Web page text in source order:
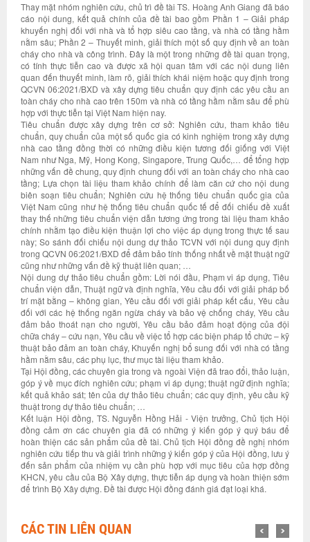
Thay mặt nhóm nghiên cứu, chủ trì đề tài TS. Hoàng Anh Giang đã báo
cáo nội dung, kết quả chính của đề tài bao gồm Phần 1 – Giải pháp
khuyến nghị đối với nhà và tổ hợp siêu cao tầng, và nhà có tầng hầm
nằm sâu; Phần 2 – Thuyết minh, giải thích một số quy định về an toàn
cháy cho nhà và công trình. Đây là một trong những đề tài quan trọng,
có tính thực tiễn cao và được xã hội quan tâm với các nội dung liên
quan đến thuyết minh, làm rõ, giải thích khái niệm hoặc quy định trong
QCVN 06:2021/BXD và xây dựng tiêu chuẩn quy định các yêu cầu an
toàn cháy cho nhà cao trên 150m và nhà có tầng hầm nằm sâu để phù
hợp với thực tiễn tại Việt Nam hiện nay.
Tiêu chuẩn được xây dựng trên cơ sở: Nghiên cứu, tham khảo tiêu
chuẩn, quy chuẩn của một số quốc gia có kinh nghiệm trong xây dựng
nhà cao tầng đồng thời có những điều kiện tương đối giống với Việt
Nam như Nga, Mỹ, Hong Kong, Singapore, Trung Quốc,… để tổng hợp
những vấn đề chung, quy định chung đối với an toàn cháy cho nhà cao
tầng; Lựa chọn tài liệu tham khảo chính để làm căn cứ cho nội dung
biên soạn tiêu chuẩn; Nghiên cứu hệ thống tiêu chuẩn quốc gia của
Việt Nam cũng như hệ thống tiêu chuẩn quốc tế để đối chiếu đề xuất
thay thế những tiêu chuẩn viện dẫn tương ứng trong tài liệu tham khảo
chính nhằm tạo điều kiện thuận lợi cho việc áp dụng trong thực tế sau
này; So sánh đối chiếu nội dung dự thảo TCVN với nội dung quy định
trong QCVN 06:2021/BXD để đảm bảo tính thống nhất về mặt thuật ngữ
cũng như những vấn đề kỹ thuật liên quan; …
Nội dung dự thảo tiêu chuẩn gồm: Lời nói đầu, Phạm vi áp dụng, Tiêu
chuẩn viện dẫn, Thuật ngữ và định nghĩa, Yêu cầu đối với giải pháp bố
trí mặt bằng – không gian, Yêu cầu đối với giải pháp kết cấu, Yêu cầu
đối với các hệ thống ngăn ngừa cháy và bảo vệ chống cháy, Yêu cầu
đảm bảo thoát nạn cho người, Yêu cầu bảo đảm hoạt động của đội
chữa cháy – cứu nạn, Yêu cầu về việc tổ hợp các biện pháp tổ chức – kỹ
thuật bảo đảm an toàn cháy, Khuyến nghị bổ sung đối với nhà có tầng
hầm nằm sâu, các phụ lục, thư mục tài liệu tham khảo.
Tại Hội đồng, các chuyên gia trong và ngoài Viện đã trao đổi, thảo luận,
góp ý về mục đích nghiên cứu; phạm vi áp dụng; thuật ngữ định nghĩa;
kết quả khảo sát; tên của dự thảo tiêu chuẩn; các quy định, yêu cầu kỹ
thuật trong dự thảo tiêu chuẩn; …
Kết luận Hội đồng, TS. Nguyễn Hồng Hải - Viện trưởng, Chủ tịch Hội
đồng cảm ơn các chuyên gia đã có những ý kiến góp ý quý báu để
hoàn thiện các sản phẩm của đề tài. Chủ tịch Hội đồng đề nghị nhóm
nghiên cứu tiếp thu và giải trình những ý kiến góp ý của Hội đồng, lưu ý
đến sản phẩm của nhiệm vụ cần phù hợp với mục tiêu của hợp đồng
KHCN, yêu cầu của Bộ Xây dựng, thực tiễn áp dụng và hoàn thiện sớm
để trình Bộ Xây dựng. Đề tài được Hội đồng đánh giá đạt loại khá.
CÁC TIN LIÊN QUAN